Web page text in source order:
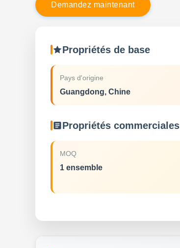
Demandez maintenant
Propriétés de base
Pays d'origine
Guangdong, Chine
Propriétés commerciales
MOQ
1 ensemble